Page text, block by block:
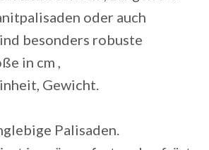
oder auch
besonders robuste
in cm ,
Gewicht.
Palisaden.